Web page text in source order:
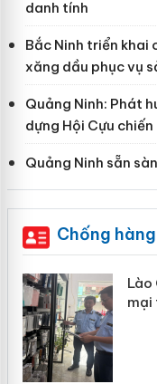
danh tính
Bắc Ninh triển khai
xăng dầu phục vụ
Quảng Ninh: Phát
dựng Hội Cựu
Quảng Ninh sẵn
Chống
Lào
mại